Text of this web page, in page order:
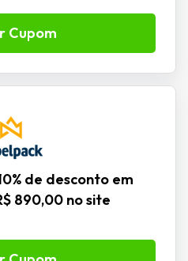
Cupom
de desconto em
890,00 no site